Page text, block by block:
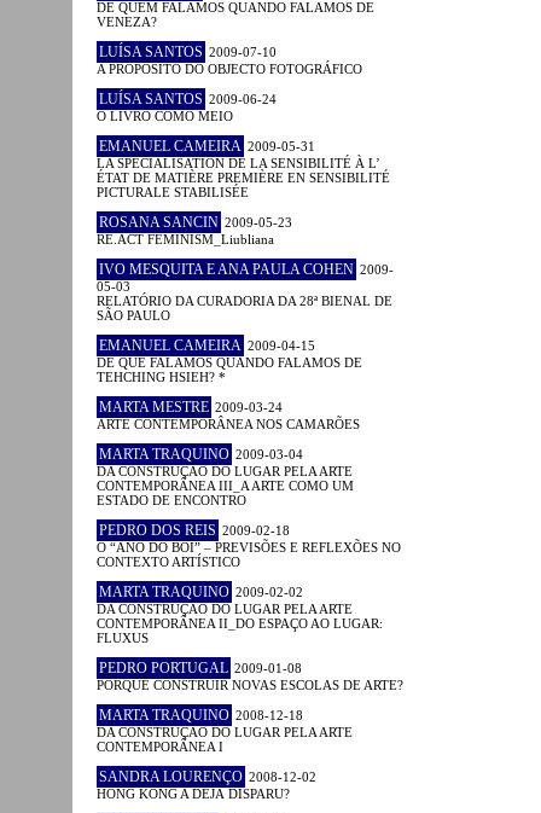
DE QUEM FALAMOS QUANDO FALAMOS DE
VENEZA?
LUÍSA SANTOS 2009-07-10
A PROPÓSITO DO OBJECTO FOTOGRÁFICO
LUÍSA SANTOS 2009-06-24
O LIVRO COMO MEIO
EMANUEL CAMEIRA 2009-05-31
LA SPÉCIALISATION DE LA SENSIBILITÉ À L’
ÉTAT DE MATIÈRE PREMIÈRE EN SENSIBILITÉ
PICTURALE STABILISÉE
ROSANA SANCIN 2009-05-23
RE.ACT FEMINISM_Liubliana
IVO MESQUITA E ANA PAULA COHEN 2009-
05-03
RELATÓRIO DA CURADORIA DA 28ª BIENAL DE
SÃO PAULO
EMANUEL CAMEIRA 2009-04-15
DE QUE FALAMOS QUANDO FALAMOS DE
TEHCHING HSIEH? *
MARTA MESTRE 2009-03-24
ARTE CONTEMPORÂNEA NOS CAMARÕES
MARTA TRAQUINO 2009-03-04
DA CONSTRUÇÃO DO LUGAR PELA ARTE
CONTEMPORÂNEA III_A ARTE COMO UM
ESTADO DE ENCONTRO
PEDRO DOS REIS 2009-02-18
O “ANO DO BOI” – PREVISÕES E REFLEXÕES NO
CONTEXTO ARTÍSTICO
MARTA TRAQUINO 2009-02-02
DA CONSTRUÇÃO DO LUGAR PELA ARTE
CONTEMPORÂNEA II_DO ESPAÇO AO LUGAR:
FLUXUS
PEDRO PORTUGAL 2009-01-08
PORQUÊ CONSTRUIR NOVAS ESCOLAS DE ARTE?
MARTA TRAQUINO 2008-12-18
DA CONSTRUÇÃO DO LUGAR PELA ARTE
CONTEMPORÂNEA I
SANDRA LOURENÇO 2008-12-02
HONG KONG A DÉJÀ DISPARU?